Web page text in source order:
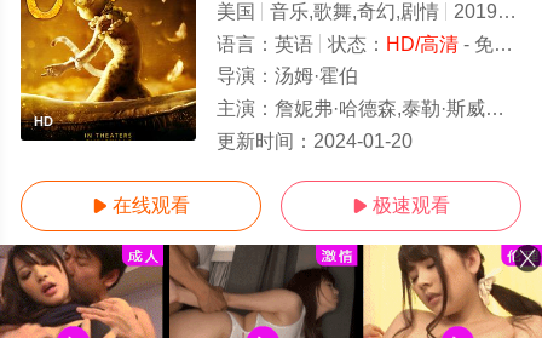
HD
美国 音乐,歌舞,奇幻,剧情 2019
8.0
语言： 英语 状态： HD/高清- 免费在线观看
导演： 汤姆·霍伯
主演： 詹妮弗·哈德森,泰勒·斯威夫特,詹姆斯·柯登,伊德里斯·艾尔巴,朱迪·丹奇,伊恩·麦克莱恩,蕾蓓尔·威尔森,雷·温
更新时间： 2024-01-20
 在线观看  极速观看